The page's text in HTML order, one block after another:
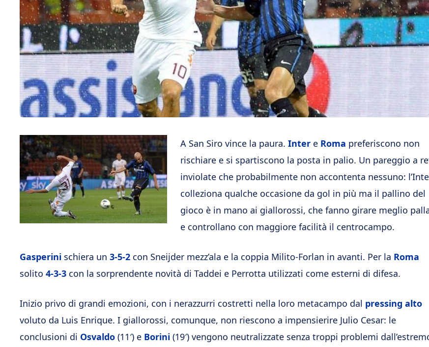
A San Siro vince la paura. Inter e Roma preferiscono non
rischiare e si spartiscono la posta in palio. Un pareggio a
inviolate che probabilmente non accontenta nessuno:
colleziona qualche occasione da gol in più ma il pallino del
gioco è in mano ai giallorossi, che fanno girare meglio
e controllano con maggiore facilità il centrocampo.
Gasperini schiera un 3-5-2 con Sneijder mezz’ala e la coppia Milito-Forlan in avanti. Per la Roma
solito 4-3-3 con la sorprendente novità di Taddei e Perrotta utilizzati come esterni di difesa.
Inizio privo di grandi emozioni, con i nerazzurri costretti nella loro metacampo dal pressing alto
voluto da Luis Enrique. I giallorossi, comunque, non riescono a impensierire Julio Cesar: le
conclusioni di Osvaldo (11′) e Borini (19′) vengono neutralizzate senza troppi problemi